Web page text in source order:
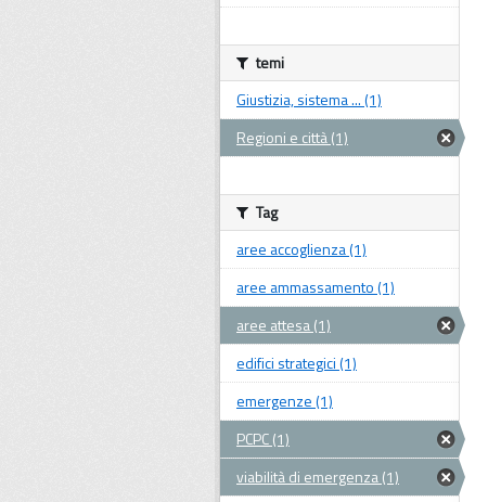
temi
Giustizia, sistema ... (1)
Regioni e città (1)
Tag
aree accoglienza (1)
aree ammassamento (1)
aree attesa (1)
edifici strategici (1)
emergenze (1)
PCPC (1)
viabilità di emergenza (1)